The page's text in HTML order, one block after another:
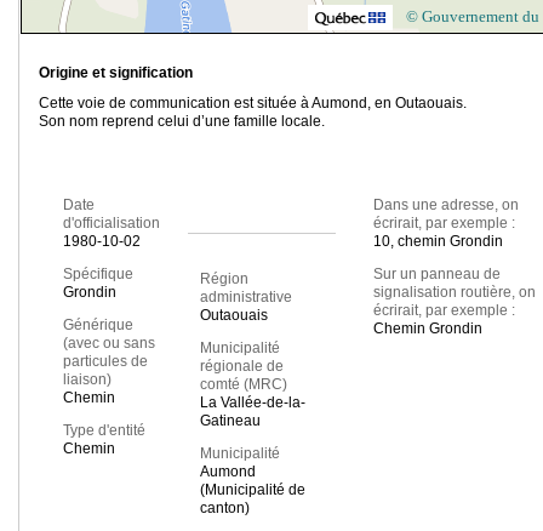
© Gouvernement du
Origine et signification
Cette voie de communication est située à Aumond, en Outaouais.
Son nom reprend celui d’une famille locale.
Date
d'officialisation
1980-10-02
Spécifique
Grondin
Générique
(avec ou sans
particules de
liaison)
Chemin
Type d'entité
Chemin
Région
administrative
Outaouais
Municipalité
régionale de
comté (MRC)
La Vallée-de-la-
Gatineau
Municipalité
Aumond
(Municipalité de
canton)
Dans une adresse, on
écrirait, par exemple :
10, chemin Grondin
Sur un panneau de
signalisation routière, on
écrirait, par exemple :
Chemin Grondin